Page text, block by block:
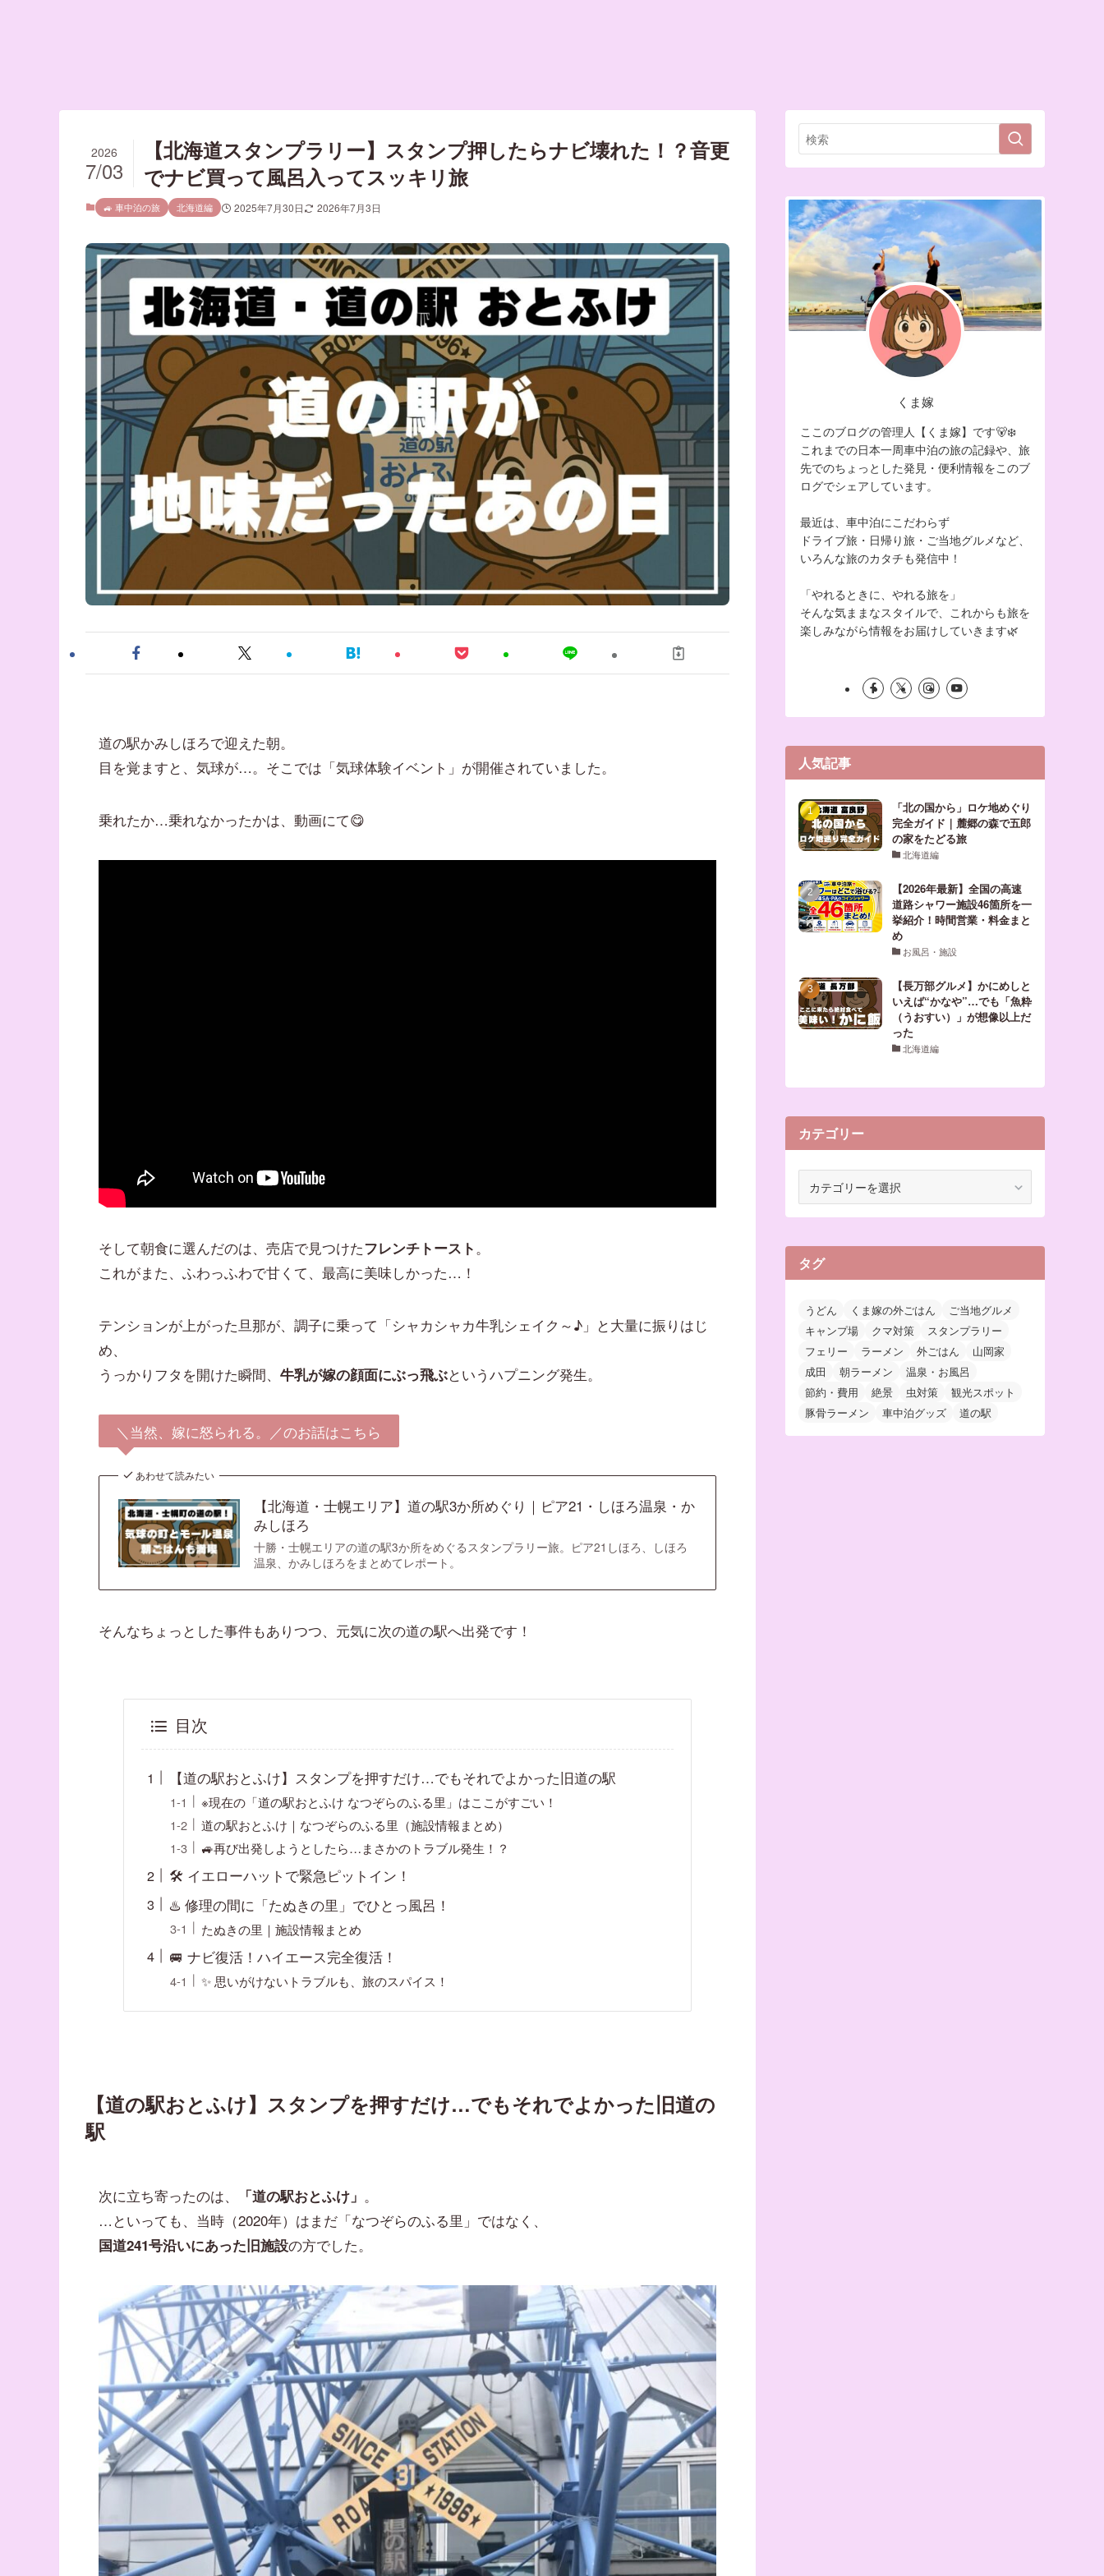
【北海道スタンプラリー】スタンプ押したらナビ壊れた！？音更
でナビ買って風呂入ってスッキリ旅
2026
7/03
🚙 車中泊の旅 北海道編 2025年7月30日 2026年7月3日
道の駅かみしほろで迎えた朝。
目を覚ますと、気球が…。そこでは「気球体験イベント」が開催されていました。
乗れたか…乗れなかったかは、動画にて😋
そして朝食に選んだのは、売店で見つけたフレンチトースト。
これがまた、ふわっふわで甘くて、最高に美味しかった…！
テンションが上がった旦那が、調子に乗って「シャカシャカ牛乳シェイク～♪」と大量に振りはじ
め、
うっかりフタを開けた瞬間、 牛乳が嫁の顔面にぶっ飛ぶというハプニング発生。
＼当然、嫁に怒られる。／のお話はこちら
あわせて読みたい
【北海道・士幌エリア】道の駅3か所めぐり｜ピア21・しほろ温泉・か
みしほろ
十勝・士幌エリアの道の駅3か所をめぐるスタンプラリー旅。ピア21しほろ、しほろ
温泉、かみしほろをまとめてレポート。
そんなちょっとした事件もありつつ、元気に次の道の駅へ出発です！
目次
【道の駅おとふけ】スタンプを押すだけ…でもそれでよかった旧道の駅
※現在の「道の駅おとふけ なつぞらのふる里」はここがすごい！
道の駅おとふけ｜なつぞらのふる里（施設情報まとめ）
🚙再び出発しようとしたら…まさかのトラブル発生！？
🛠 イエローハットで緊急ピットイン！
♨️ 修理の間に「たぬきの里」でひとっ風呂！
たぬきの里｜施設情報まとめ
🚐 ナビ復活！ハイエース完全復活！
✨ 思いがけないトラブルも、旅のスパイス！
【道の駅おとふけ】スタンプを押すだけ…でもそれでよかった旧道の
駅
次に立ち寄ったのは、 「道の駅おとふけ」 。
…といっても、当時（2020年）はまだ「なつぞらのふる里」ではなく、
国道241号沿いにあった旧施設の方でした。
くま嫁
ここのブログの管理人【くま嫁】です🐻‍❄️
これまでの日本一周車中泊の旅の記録や、旅
先でのちょっとした発見・便利情報をこのブ
ログでシェアしています。
最近は、車中泊にこだわらず
ドライブ旅・日帰り旅・ご当地グルメなど、
いろんな旅のカタチも発信中！
「やれるときに、やれる旅を」
そんな気ままなスタイルで、これからも旅を
楽しみながら情報をお届けしていきます🌿
人気記事
「北の国から」ロケ地めぐり
完全ガイド｜麓郷の森で五郎
の家をたどる旅
北海道編
【2026年最新】全国の高速
道路シャワー施設46箇所を一
挙紹介！時間営業・料金まと
め
お風呂・施設
【長万部グルメ】かにめしと
いえば“かなや”…でも「魚粋
（うおすい）」が想像以上だ
った
北海道編
カテゴリー
ゴ
ー
タグ
うどん くま嫁の外ごはん
ご当地グルメ
キャンプ場
クマ対策
スタンプラリー
フェリー
ラーメン 外ごはん
山岡家
成田
朝ラーメン
温泉・お風呂
節約・費用
絶景 虫対策
観光スポット
豚骨ラーメン
車中泊グッズ 道の駅